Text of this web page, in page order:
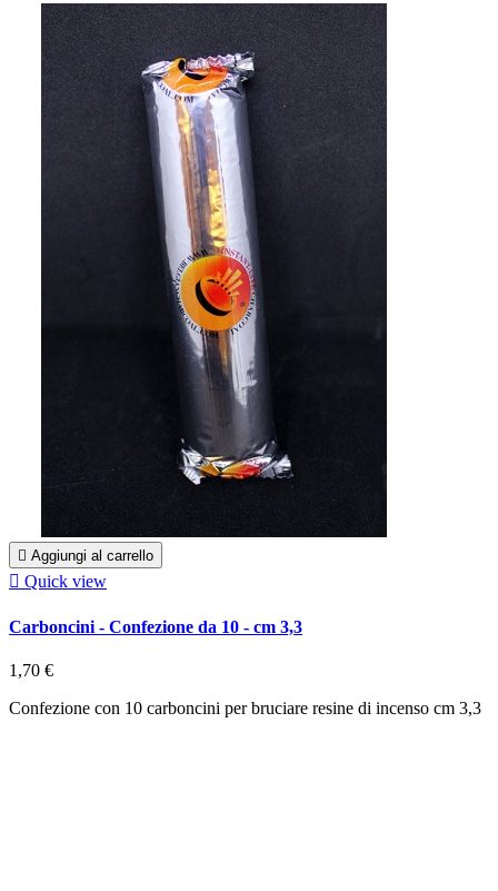
 Aggiungi al carrello
 Quick view
Carboncini - Confezione da 10 - cm 3,3
1,70 €
Confezione con 10 carboncini per bruciare resine di incenso cm 3,3